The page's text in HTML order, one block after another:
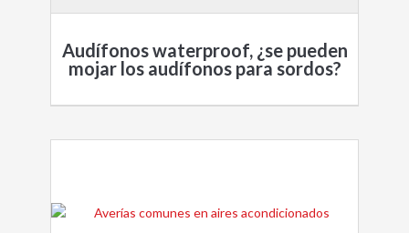
Audífonos waterproof, ¿se pueden
mojar los audífonos para sordos?